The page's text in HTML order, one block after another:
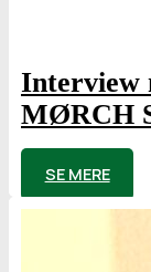
Interview
MØRCH
af
SE MERE